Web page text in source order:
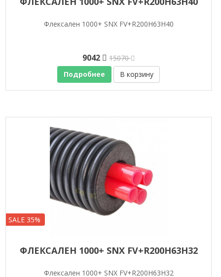
Флексален 1000+ SNX FV+R200H63H40
9042
15070
Подробнее
В корзину
SALE 35%
ФЛЕКСАЛЕН 1000+ SNX FV+R200H63H32
Флексален 1000+ SNX FV+R200H63H32